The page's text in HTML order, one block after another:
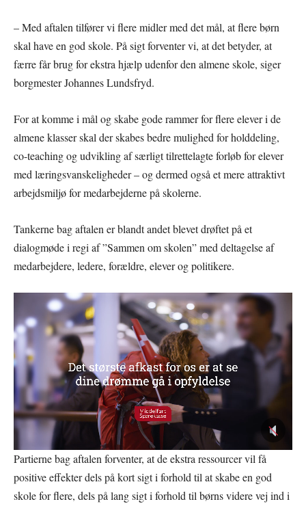
– Med aftalen tilfører vi flere midler med det mål, at flere børn
skal have en god skole. På sigt forventer vi, at det betyder, at
færre får brug for ekstra hjælp udenfor den almene skole, siger
borgmester Johannes Lundsfryd.
For at komme i mål og skabe gode rammer for flere elever i de
almene klasser skal der skabes bedre mulighed for holddeling,
co-teaching og udvikling af særligt tilrettelagte forløb for elever
med læringsvanskeligheder – og dermed også et mere attraktivt
arbejdsmiljø for medarbejderne på skolerne.
Tankerne bag aftalen er blandt andet blevet drøftet på et
dialogmøde i regi af ”Sammen om skolen” med deltagelse af
medarbejdere, ledere, forældre, elever og politikere.
Partierne bag aftalen forventer, at de ekstra ressourcer vil få
positive effekter dels på kort sigt i forhold til at skabe en god
skole for flere, dels på lang sigt i forhold til børns videre vej ind i